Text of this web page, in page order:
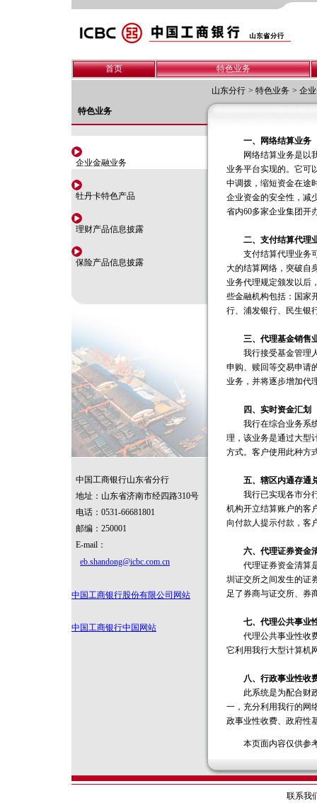
首页 特色业务
山东分行 > 特色业务 > 企
特色业务
企业金融业务
牡丹卡特色产品
理财产品信息披露
保险产品信息披露
中国工商银行山东省分行
地址：山东省济南市经四路310号
电话：0531-66681801
邮编：250001
E-mail：
eb.shandong@icbc.com.cn
中国工商银行股份有限公司网站
中国工商银行中国网站
一、网络结算业务
网络结算业务是以我
业务平台实现的。它可
中调拨，缩短资金在途
企业资金的安全性，减
省内60多家企业集团开
二、支付结算代理
支付结算代理业务可
大的结算网络，突破自
业务代理规定颁发以后
些金融机构包括：国家
行、浦发银行、民生银
三、代理基金销售
我行接受基金管理人
申购、赎回等交易申请
业务，并将逐步增加代
四、实时资金汇划
我行在综合业务系统
理，该业务是通过大型
方式。客户使用此种方
五、辖区内通存通
我行已实现各市分行
机构开立结算账户的客
向付款人提示付款，客
六、代理证券资金
代理证券资金清算是
圳证交所之间发生的证
足了券商与证交所、券
七、代理公共事业
代理公共事业性收费
它利用我行大型计算机
八、行政事业性收费
此系统是为配合财政
一，充分利用我行的网
政事业性收费、政府性
本页面内容仅供参考
联系我